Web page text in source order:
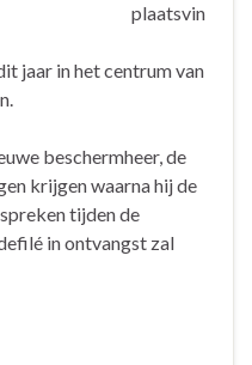
plaatsvin
jaar in het centrum van
beschermheer, de
krijgen waarna hij de
tijden de
in ontvangst zal